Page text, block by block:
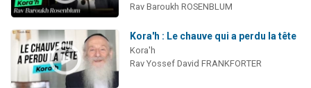
Rav Baroukh ROSENBLUM
Kora'h : Le chauve qui a perdu la tête
Kora'h
Rav Yossef David FRANKFORTER